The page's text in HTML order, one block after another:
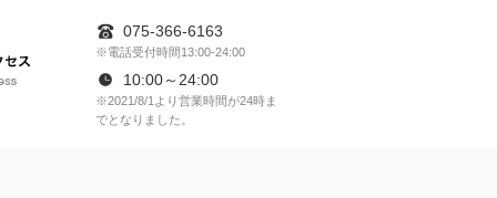
アクセス
075-366-6163
※電話受付時間13:00-24:00
10:00～24:00
※2021/8/1より営業時間が24時ま
でとなりました。